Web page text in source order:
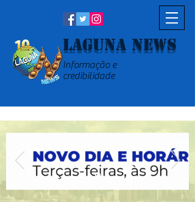
Laguna News
Informação e
credibilidade